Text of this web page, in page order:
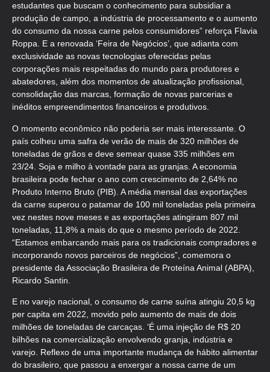
estudantes que buscam o conhecimento para subsidiar a
produção de campo, a indústria de processamento e o aumento
do consumo da nossa carne pelos consumidores” reforça Flavia
Roppa. E a renovada ‘Feira de Negócios’, que adianta com
exclusividade as novas tecnologias oferecidas pelas
corporações mais respeitadas do mundo para produtores e
abatedores, além dos momentos de atualização profissional,
consolidação das marcas, formação de novas parcerias e
inéditos empreendimentos financeiros e produtivos.
O momento econômico não poderia ser mais interessante. O
país colheu uma safra de verão de mais de 320 milhões de
toneladas de grãos e deve semear quase 335 milhões em
23/24. Soja e milho à vontade para as granjas. A economia
brasileira pode fechar o ano com crescimento de 2,64% no
Produto Interno Bruto (PIB). A média mensal das exportações
da carne superou o patamar de 100 mil toneladas pela primeira
vez nestes nove meses e as exportações atingiram 807 mil
toneladas, 11,8% a mais do que o mesmo período de 2022.
“Estamos embarcando mais para os tradicionais compradores e
incorporando novos parceiros de negócios”, comemora o
presidente da Associação Brasileira de Proteína Animal (ABPA),
Ricardo Santin.
E no varejo nacional, o consumo de carne suína atingiu 20,5 kg
per capita em 2022, movido pelo aumento de mais de dois
milhões de toneladas de carcaças. ‘É uma injeção de R$ 20
bilhões na comercialização envolvendo granja, indústria e
varejo. Reflexo de uma importante mudança de hábito alimentar
do brasileiro, que passou a enxergar a nossa carne de um